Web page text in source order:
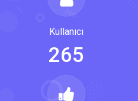
Kullanıcı
265